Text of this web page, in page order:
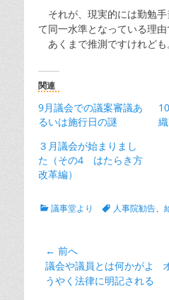
それが、現実的には勤勉
て同一水準となっている理由
あくまで推測ですけれども
関連
9月議会での議案審議あ
るいは施行日の謎
３月議会が始まりまし
た（その4 はたらき方
改革編）
カ 議事堂より
タ 人事院勧告、
投
稿
ナ
← 前へ
前
の
議会や議員とは何かがよ
うやく法律に明記される
次